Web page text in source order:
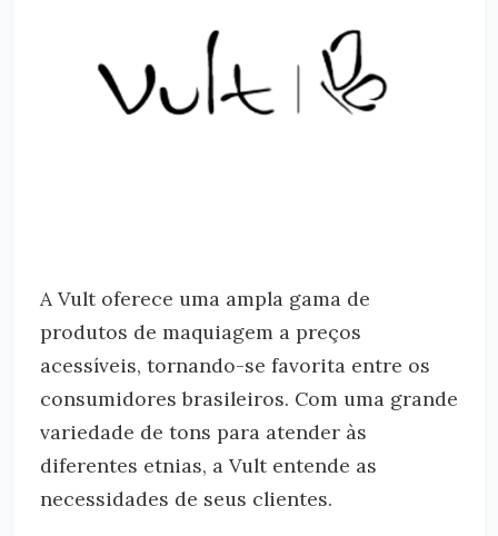
A Vult oferece uma ampla gama de
produtos de maquiagem a preços
acessíveis, tornando-se favorita entre os
consumidores brasileiros. Com uma grande
variedade de tons para atender às
diferentes etnias, a Vult entende as
necessidades de seus clientes.